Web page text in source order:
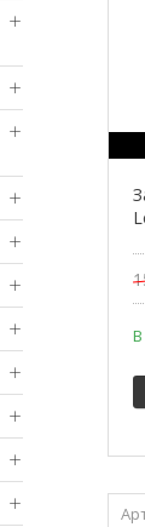
В